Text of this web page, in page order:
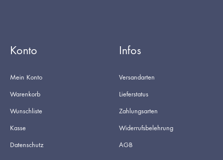
Konto
Mein Konto
Warenkorb
Wunschliste
Kasse
Datenschutz
Infos
Versandarten
Lieferstatus
Zahlungsarten
Widerrufsbelehrung
AGB